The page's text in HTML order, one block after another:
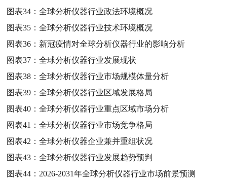
图表34：全球分析仪器行业政法环境概况
图表35：全球分析仪器行业技术环境概况
图表36： 新冠疫情对全球分析仪器行业的影响分析
图表37：全球分析仪器行业发展现状
图表38：全球分析仪器行业市场规模体量分析
图表39：全球分析仪器行业区域发展格局
图表40：全球分析仪器行业重点区域市场分析
图表41：全球分析仪器行业市场竞争格局
图表42：全球分析仪器企业兼并重组状况
图表43：全球分析仪器行业发展趋势预判
图表44： 2026-2031年全球分析仪器行业市场前景预测